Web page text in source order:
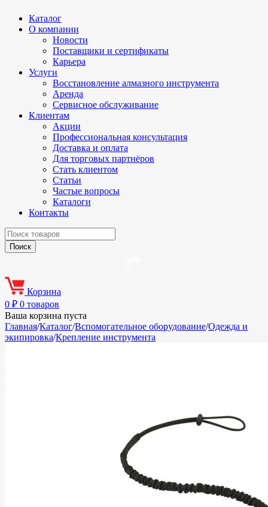
Каталог
О компании
Новости
Поставщики и сертификаты
Карьера
Услуги
Восстановление алмазного инструмента
Аренда
Сервисное обслуживание
Клиентам
Акции
Профессиональная консультация
Доставка и оплата
Для торговых партнёров
Стать клиентом
Статьи
Частые вопросы
Каталоги
Контакты
Корзина
0 ₽ 0 товаров
Ваша корзина пуста
Главная/Каталог/Вспомогательное оборудование/Одежда и
экипировка/Крепление инструмента